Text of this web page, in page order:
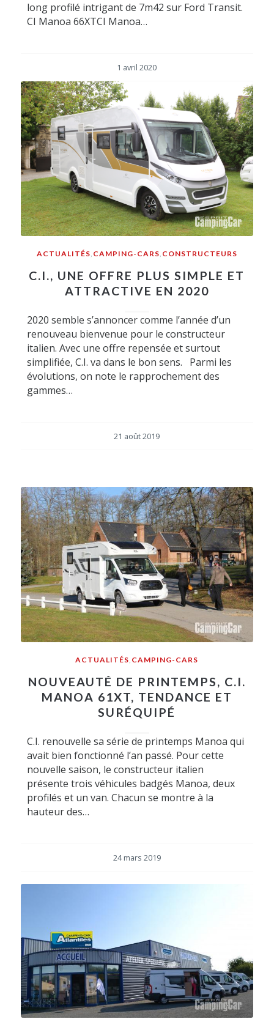
long profilé intrigant de 7m42 sur Ford Transit.
CI Manoa 66XTCI Manoa…
1 avril 2020
ACTUALITÉS, CAMPING-CARS, CONSTRUCTEURS
C.I., UNE OFFRE PLUS SIMPLE ET
ATTRACTIVE EN 2020
2020 semble s’annoncer comme l’année d’un
renouveau bienvenue pour le constructeur
italien. Avec une offre repensée et surtout
simplifiée, C.I. va dans le bon sens. Parmi les
évolutions, on note le rapprochement des
gammes…
21 août 2019
ACTUALITÉS, CAMPING-CARS
NOUVEAUTÉ DE PRINTEMPS, C.I.
MANOA 61XT, TENDANCE ET
SURÉQUIPÉ
C.I. renouvelle sa série de printemps Manoa qui
avait bien fonctionné l’an passé. Pour cette
nouvelle saison, le constructeur italien
présente trois véhicules badgés Manoa, deux
profilés et un van. Chacun se montre à la
hauteur des…
24 mars 2019